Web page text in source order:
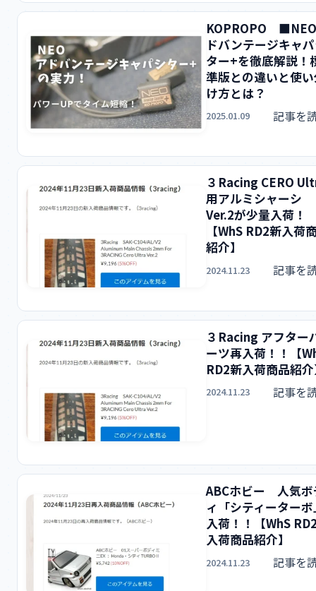
KOPROPO
ドバンテージキャ
ター+を徹底解説！
準版との違いと使
け方とは？
2025.01.09 記事を
３Racing CERO
用アルミシャーシ
Ver.2が少量入荷！
【WhS RD2新入荷
紹介】
2024.11.23 記事を
３Racing アフター
ーツ再入荷！！【
RD2新入荷商品紹
2024.11.23 記事を
ABCホビー 人気ボ
ィ「シティーター
入荷！！【WhS
入荷商品紹介】
2024.11.23 記事を